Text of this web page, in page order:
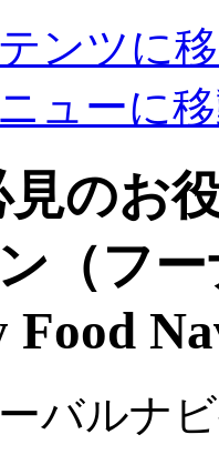
ンツに
ューに
バルナ